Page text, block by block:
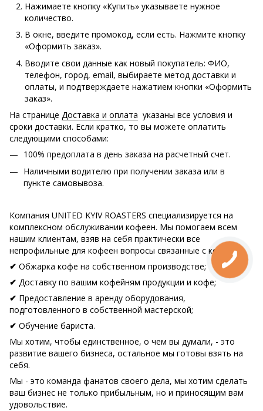
Нажимаете кнопку «Купить» указываете нужное
количество.
В окне, введите промокод, если есть. Нажмите кнопку
«Оформить заказ».
Вводите свои данные как новый покупатель: ФИО,
телефон, город, email, выбираете метод доставки и
оплаты, и подтверждаете нажатием кнопки «Оформить
заказ».
На странице Доставка и оплата указаны все условия и
сроки доставки. Если кратко, то вы можете оплатить
следующими способами:
100% предоплата в день заказа на расчетный счет.
Наличными водителю при получении заказа или в
пункте самовывоза.
Компания UNITED KYIV ROASTERS специализируется на
комплексном обслуживании кофеен. Мы помогаем всем
нашим клиентам, взяв на себя практически все
непрофильные для кофеен вопросы связанные с кофе:
✔ Обжарка кофе на собственном производстве;
✔ Доставку по вашим кофейням продукции и кофе;
✔ Предоставление в аренду оборудования,
подготовленного в собственной мастерской;
✔ Обучение бариста.
Мы хотим, чтобы единственное, о чем вы думали, - это
развитие вашего бизнеса, остальное мы готовы взять на
себя.
Мы - это команда фанатов своего дела, мы хотим сделать
ваш бизнес не только прибыльным, но и приносящим вам
удовольствие.